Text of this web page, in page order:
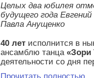
Целых два юбилея
будущего года
Павла Анущенко
40 лет исполнится в
ансамблю танца
деятельности со дня